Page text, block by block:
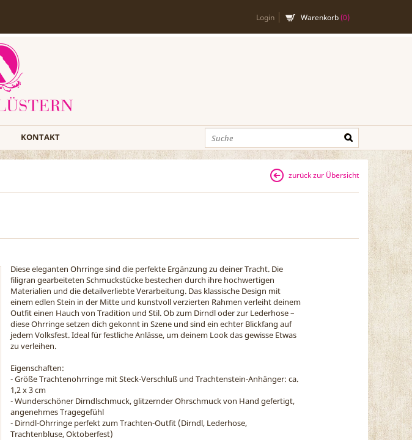
Login Warenkorb(0)
KONTAKT
Diese eleganten Ohrringe sind die perfekte Ergänzung zu deiner Tracht. Die
filigran gearbeiteten Schmuckstücke bestechen durch ihre hochwertigen
Materialien und die detailverliebte Verarbeitung. Das klassische Design mit
einem edlen Stein in der Mitte und kunstvoll verzierten Rahmen verleiht deinem
Outfit einen Hauch von Tradition und Stil. Ob zum Dirndl oder zur Lederhose –
diese Ohrringe setzen dich gekonnt in Szene und sind ein echter Blickfang auf
jedem Volksfest. Ideal für festliche Anlässe, um deinem Look das gewisse Etwas
zu verleihen.
Eigenschaften:
- Größe Trachtenohrringe mit Steck-Verschluß und Trachtenstein-Anhänger: ca.
1,2 x 3 cm
- Wunderschöner Dirndlschmuck, glitzernder Ohrschmuck von Hand gefertigt,
angenehmes Tragegefühl
- Dirndl-Ohrringe perfekt zum Trachten-Outfit (Dirndl, Lederhose,
Trachtenbluse, Oktoberfest)
zurück zur Übersicht